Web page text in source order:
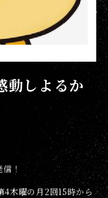
動しよるか
！
4木曜の月2回15時から